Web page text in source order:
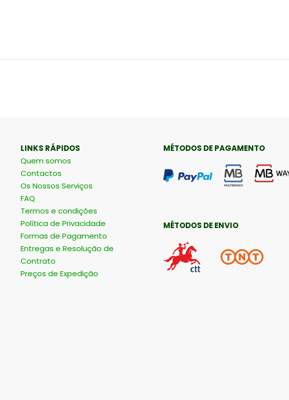
LINKS RÁPIDOS
Quem somos
Contactos
Os Nossos Serviços
FAQ
Termos e condições
Política de Privacidade
Formas de Pagamento
Entregas e Resolução de
Contrato
Preços de Expedição
MÉTODOS DE PAGAMENTO
MÉTODOS DE ENVIO